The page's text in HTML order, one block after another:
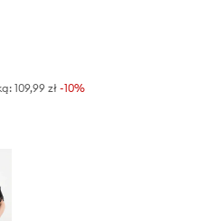
109,99 zł -10%